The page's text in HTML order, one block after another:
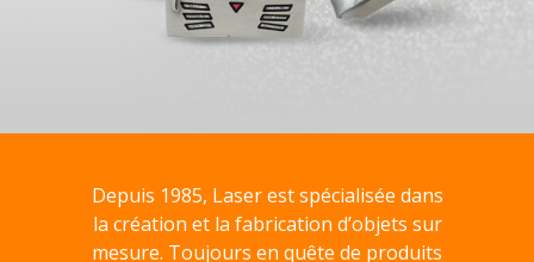
Depuis 1985, Laser est spécialisée dans
la création et la fabrication d’objets sur
mesure. Toujours en quête de produits